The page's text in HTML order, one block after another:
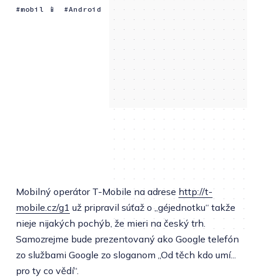
mobil 📱 Android
Mobilný operátor T-Mobile na adrese http://t-
mobile.cz/g1 už pripravil súťaž o „géjednotku“ takže
nieje nijakých pochýb, že mieri na český trh.
Samozrejme bude prezentovaný ako Google telefón
zo službami Google zo sloganom „Od těch kdo umí...
pro ty co vědí“.